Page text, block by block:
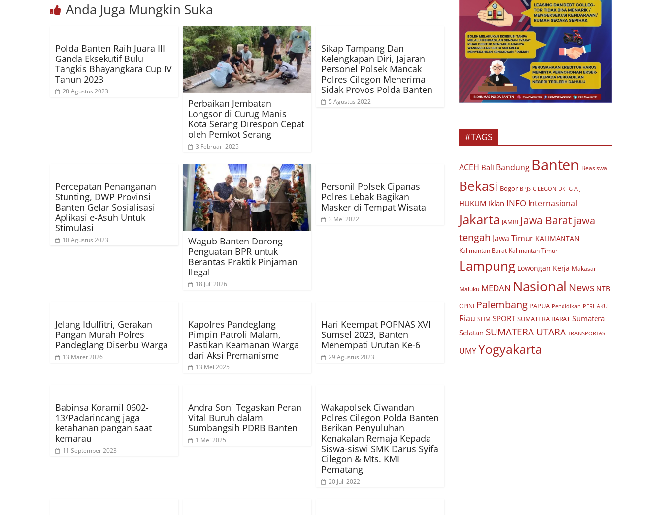
Anda Juga Mungkin Suka
Polda Banten Raih Juara III
Ganda Eksekutif Bulu
Tangkis Bhayangkara Cup IV
Tahun 2023
28 Agustus 2023
Perbaikan Jembatan
Longsor di Curug Manis
Kota Serang Direspon Cepat
oleh Pemkot Serang
3 Februari 2025
Sikap Tampang Dan
Kelengkapan Diri, Jajaran
Personel Polsek Mancak
Polres Cilegon Menerima
Sidak Provos Polda Banten
5 Agustus 2022
Percepatan Penanganan
Stunting, DWP Provinsi
Banten Gelar Sosialisasi
Aplikasi e-Asuh Untuk
Stimulasi
10 Agustus 2023
Wagub Banten Dorong
Penguatan BPR untuk
Berantas Praktik Pinjaman
Ilegal
18 Juli 2026
Personil Polsek Cipanas
Polres Lebak Bagikan
Masker di Tempat Wisata
3 Mei 2022
Jelang Idulfitri, Gerakan
Pangan Murah Polres
Pandeglang Diserbu Warga
13 Maret 2026
Kapolres Pandeglang
Pimpin Patroli Malam,
Pastikan Keamanan Warga
dari Aksi Premanisme
13 Mei 2025
Hari Keempat POPNAS XVI
Sumsel 2023, Banten
Menempati Urutan Ke-6
29 Agustus 2023
Babinsa Koramil 0602-
13/Padarincang jaga
ketahanan pangan saat
kemarau
11 September 2023
Andra Soni Tegaskan Peran
Vital Buruh dalam
Sumbangsih PDRB Banten
1 Mei 2025
Wakapolsek Ciwandan
Polres Cilegon Polda Banten
Berikan Penyuluhan
Kenakalan Remaja Kepada
Siswa-siswi SMK Darus Syifa
Cilegon & Mts. KMI
Pematang
20 Juli 2022
#TAGS
ACEH Bali Bandung Banten Beasiswa
Bekasi Bogor BPJS CILEGON DKI G A J I
HUKUM Iklan INFO Internasional
Jakarta JAMBI Jawa Baratjawa
tengah Jawa Timur KALIMANTAN
Kalimantan Barat Kalimantan Timur
Lampung Lowongan Kerja Makasar
Maluku MEDAN Nasional News NTB
OPINI Palembang PAPUA Pendidikan PERILAKU
Riau SHM SPORT SUMATERA BARAT Sumatera
Selatan SUMATERA UTARA TRANSPORTASI
UMYYogyakarta